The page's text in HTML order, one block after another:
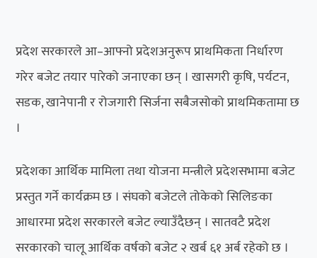
प्रदेश सरकारले आ–आफ्नो प्रदेशअनुरूप प्राथमिकता निर्धारण
गरेर बजेट तयार पारेको जनाएका छन् । खासगरी कृषि, पर्यटन,
सडक, खानेपानी र रोजगारी सिर्जना सबैजसोको प्राथमिकतामा छ
।
प्रदेशका आर्थिक मामिला तथा योजना मन्त्रीले प्रदेशसभामा बजेट
प्रस्तुत गर्ने कार्यक्रम छ । संघको बजेटले तोकेको सिलिङका
आधारमा प्रदेश सरकारले बजेट ल्याउँदैछन् । सातवटै प्रदेश
सरकारको चालू आर्थिक वर्षको बजेट २ खर्ब ६१ अर्ब रहेको छ ।